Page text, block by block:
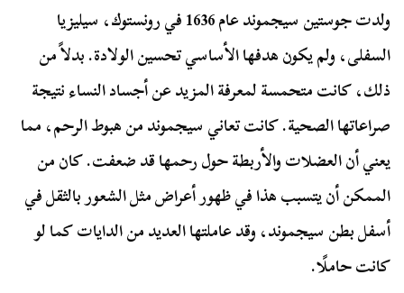
ولدت جوستين سيجموند عام 1636 في رونستوك، سيليزيا
السفلى، ولم يكون هدفها الأساسي تحسين الولادة. بدلاً من
ذلك، كانت متحمسة لمعرفة المزيد عن أجساد النساء نتيجة
صراعاتها الصحية. كانت تعاني سيجموند من هبوط الرحم، مما
يعني أن العضلات والأربطة حول رحمها قد ضعفت. كان من
الممكن أن يتسبب هذا في ظهور أعراض مثل الشعور بالثقل في
أسفل بطن سيجموند، وقد عاملتها العديد من الدايات كما لو
كانت حاملًا.